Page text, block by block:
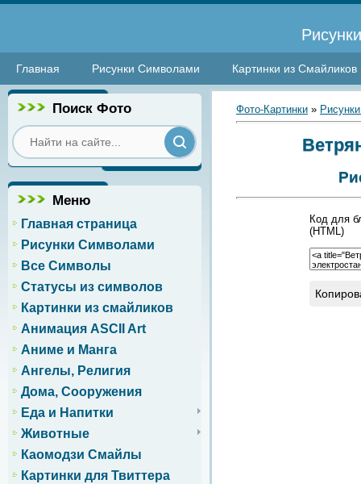
Главная Рисунки Символами Картинки из Смайликов
Поиск Фото
Меню
Главная страница
Рисунки Символами
Все Символы
Статусы из символов
Картинки из смайликов
Анимация ASCII Art
Аниме и Манга
Ангелы, Религия
Дома, Сооружения
Еда и Напитки
Животные
Каомодзи Смайлы
Картинки для Твиттера
Фото-Картинки »
Код для
(HTML)